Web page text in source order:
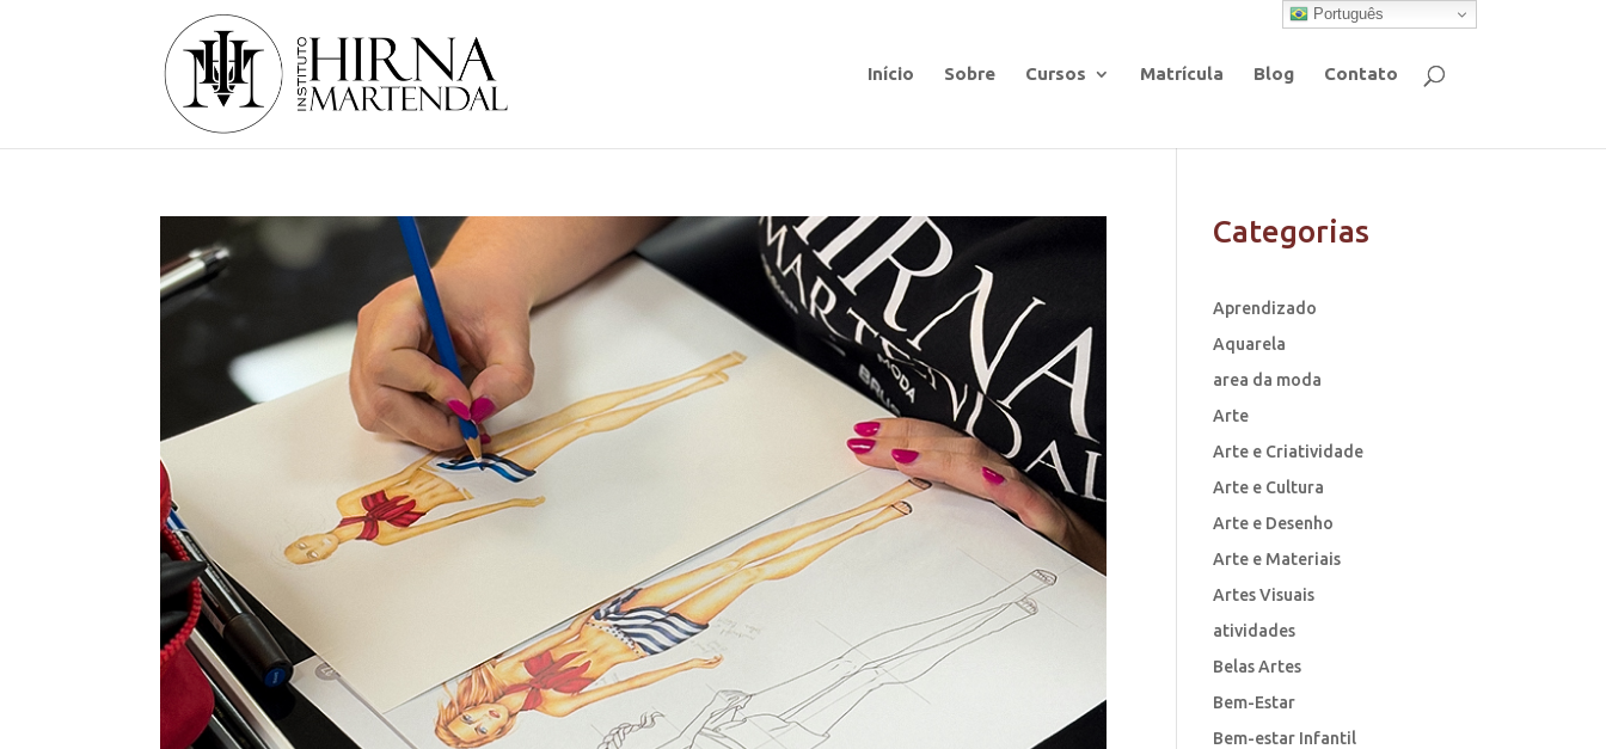
Início Sobre Cursos Matrícula Blog Contato
Categorias
Aprendizado
Aquarela
area da moda
Arte
Arte e Criatividade
Arte e Cultura
Arte e Desenho
Arte e Materiais
Artes Visuais
atividades
Belas Artes
Bem-Estar
Bem-estar Infantil
Português